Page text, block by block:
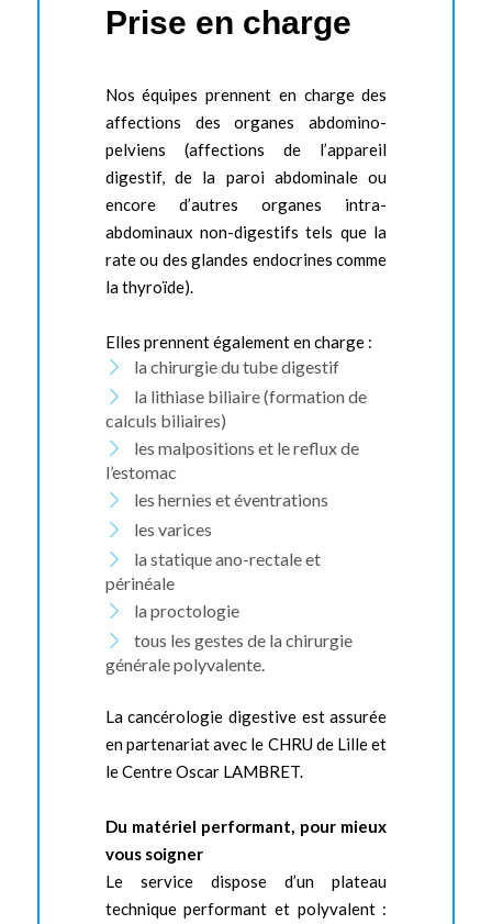
Prise en charge
Nos équipes prennent en charge des
affections des organes abdomino-
pelviens (affections de l’appareil
digestif, de la paroi abdominale ou
encore d’autres organes intra-
abdominaux non-digestifs tels que la
rate ou des glandes endocrines comme
la thyroïde).
Elles prennent également en charge :
la chirurgie du tube digestif
la lithiase biliaire (formation de
calculs biliaires)
les malpositions et le reflux de
l’estomac
les hernies et éventrations
les varices
la statique ano-rectale et
périnéale
la proctologie
tous les gestes de la chirurgie
générale polyvalente.
La cancérologie digestive est assurée
en partenariat avec le CHRU de Lille et
le Centre Oscar LAMBRET.
Du matériel performant, pour mieux
vous soigner
Le service dispose d’un plateau
technique performant et polyvalent :